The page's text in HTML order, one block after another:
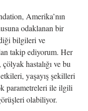
Amerika’nın
odaklanan bir
bilgileri ve
takip ediyorum. Her
hastalığı ve bu
yaşayış şekilleri
parametreleri ile ilgili
olabiliyor.